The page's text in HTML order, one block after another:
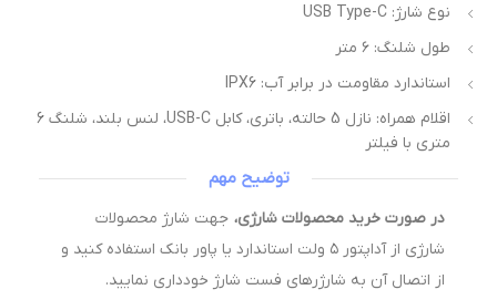
نوع شارژ: USB Type-C
طول شلنگ: ۶ متر
استاندارد مقاومت در برابر آب: IPX6
اقلام همراه: نازل 5 حالته، باتری، کابل USB-C، لنس بلند، شلنگ 6
متری با فیلتر
توضیح مهم
در صورت خرید محصولات شارژی،جهت شارژ محصولات
شارژی از آداپتور ۵ ولت استاندارد یا پاور بانک استفاده کنید و
از اتصال آن به شارژرهای فست شارژ خودداری نمایید.